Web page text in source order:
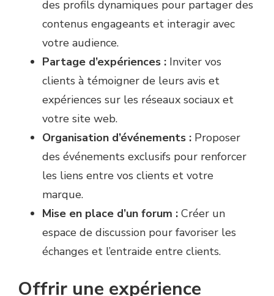
des profils dynamiques pour partager des
contenus engageants et interagir avec
votre audience.
Partage d’expériences : Inviter vos
clients à témoigner de leurs avis et
expériences sur les réseaux sociaux et
votre site web.
Organisation d’événements : Proposer
des événements exclusifs pour renforcer
les liens entre vos clients et votre
marque.
Mise en place d’un forum : Créer un
espace de discussion pour favoriser les
échanges et l’entraide entre clients.
Offrir une expérience